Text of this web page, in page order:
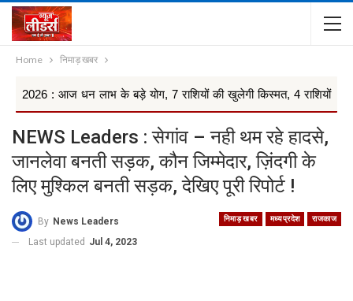
Home निमाड़ खबर
धन लाभ के बड़े योग, 7 राशियों की खुलेगी किस्मत, 4 राशियों को रहना ...
NEWS Leaders : सेगांव – नही थम रहे हादसे,
जानलेवा बनती सड़क, कौन जिम्मेदार, ज़िंदगी के
लिए मुश्किल बनती सड़क, देखिए पूरी रिपोर्ट !
निमाड़ खबर मध्यप्रदेश राजकाज
By News Leaders
Last updated Jul 4, 2023